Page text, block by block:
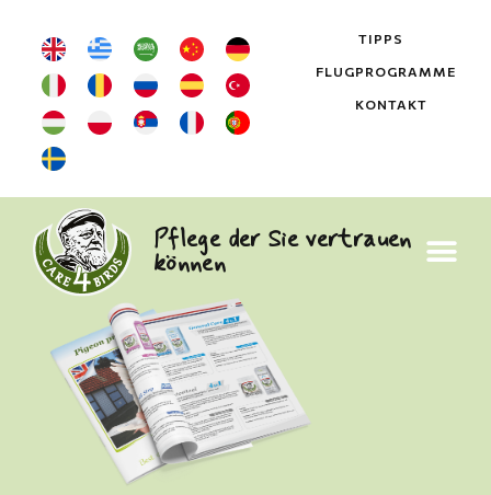
TIPPS
FLUGPROGRAMME
KONTAKT
Pflege der Sie vertrauen
können